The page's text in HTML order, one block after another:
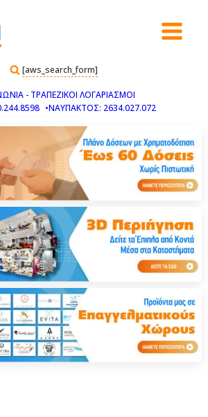
[aws_search_form]
- ΤΡΑΠΕΖΙΚΟΙ ΛΟΓΑΡΙΑΣΜΟΙ
•ΝΑΥΠΑΚΤΟΣ: 2634.027.072